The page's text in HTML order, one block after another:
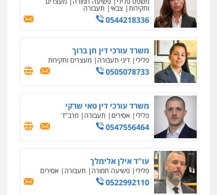
וחקירות
0542255161
גל דהן – משרד עורך דין פלילי
פלילי פשיעה חמורה סמים מעצרים
וחקירות
0544723840
עו"ד ראוף נג'אר
פלילי עורכי דין לענייני אסירים מעצרים
סמים רכוש
0548009246
עדי כרמלי – חברת עו"ד
פלילי כלכלי עורכי דין לענייני אסירים
0525060666